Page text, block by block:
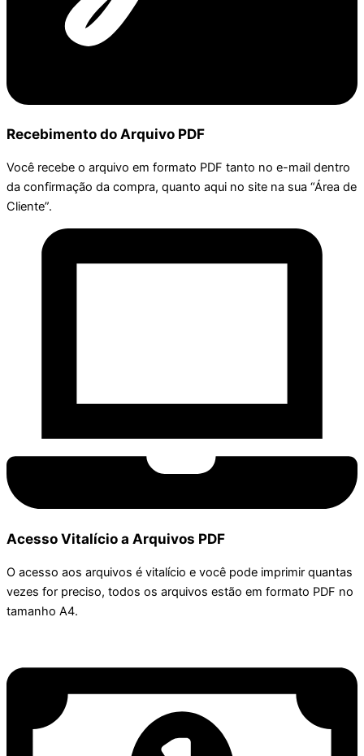
Recebimento do Arquivo PDF
Você recebe o arquivo em formato PDF tanto no e-mail dentro
da confirmação da compra, quanto aqui no site na sua “Área de
Cliente”.
Acesso Vitalício a Arquivos PDF
O acesso aos arquivos é vitalício e você pode imprimir quantas
vezes for preciso, todos os arquivos estão em formato PDF no
tamanho A4.